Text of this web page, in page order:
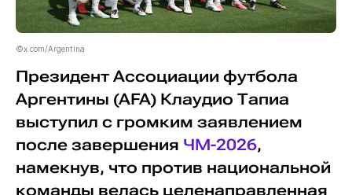
©x.com/Argentina
Президент Ассоциации футбола
Аргентины (AFA) Клаудио Тапиа
выступил с громким заявлением
после завершения ЧМ-2026,
намекнув, что против национальной
команды велась целенаправленная